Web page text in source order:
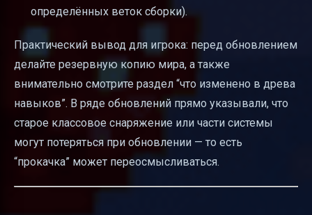
определённых веток сборки).
Практический вывод для игрока: перед обновлением
делайте резервную копию мира, а также
внимательно смотрите раздел “что изменено в древа
навыков”. В ряде обновлений прямо указывали, что
старое классовое снаряжение или части системы
могут потеряться при обновлении — то есть
“прокачка” может переосмысливаться.